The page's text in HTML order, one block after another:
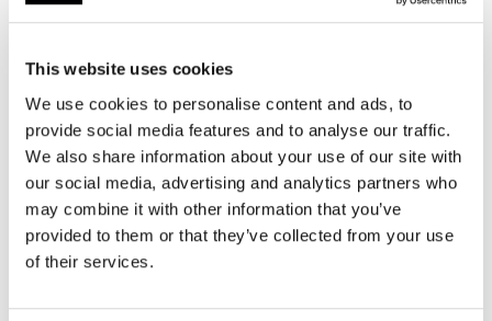
This website uses cookies
We use cookies to personalise content and ads, to
provide social media features and to analyse our traffic.
We also share information about your use of our site with
our social media, advertising and analytics partners who
may combine it with other information that you’ve
provided to them or that they’ve collected from your use
of their services.